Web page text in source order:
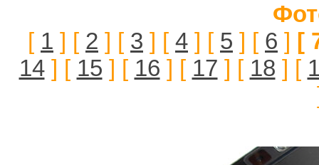
[ 1 ] [ 2 ] [ 3 ] [ 4 ] [ 5 ] [ 6 ] [
14] [ 15 ] [ 16 ] [ 17 ] [ 18 ] [